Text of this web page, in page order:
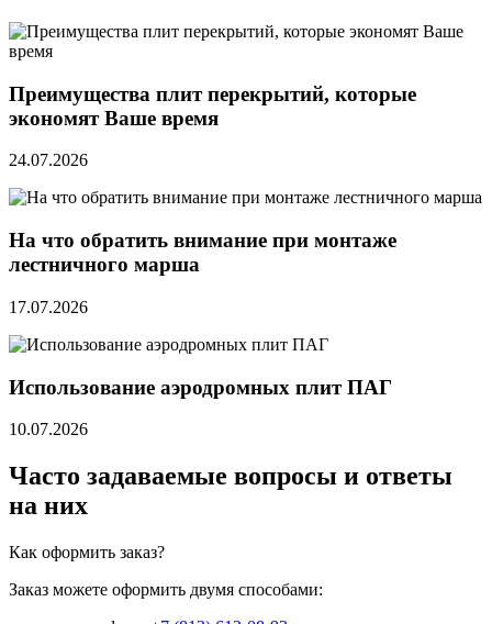
Преимущества плит перекрытий, которые
экономят Ваше время
24.07.2026
На что обратить внимание при монтаже
лестничного марша
17.07.2026
Использование аэродромных плит ПАГ
10.07.2026
Часто задаваемые вопросы и ответы
на них
Как оформить заказ?
Заказ можете оформить двумя способами: